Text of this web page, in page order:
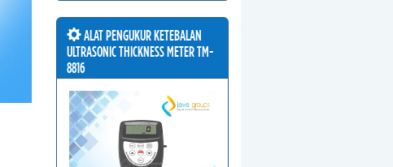
ALAT PENGUKUR KETEBALAN
ULTRASONIC THICKNESS METER TM-
8816